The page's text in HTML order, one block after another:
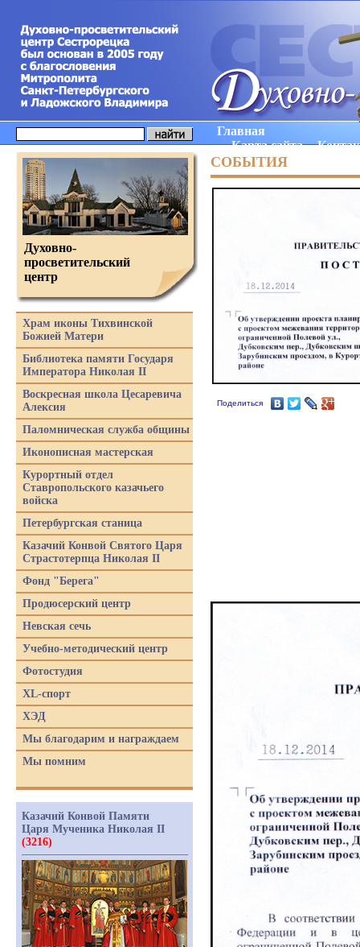
Главная
Карта сайта
СОБЫТИЯ
Поделиться
Духовно-
просветительский
центр
Храм иконы Тихвинской
Божией Матери
Библиотека памяти Государя
Императора Николая II
Воскресная школа Цесаревича
Алексия
Паломническая служба общины
Иконописная мастерская
Курортный отдел
Ставропольского казачьего
войска
Петербургская станица
Казачий Конвой Святого Царя
Страстотерпца Николая II
Фонд "Берега"
Продюсерский центр
Невская сечь
Учебно-методический центр
Фотостудия
XL-спорт
ХЭД
Мы благодарим и награждаем
Мы помним
Казачий Конвой Памяти
Царя Мученика Николая II
(3216)